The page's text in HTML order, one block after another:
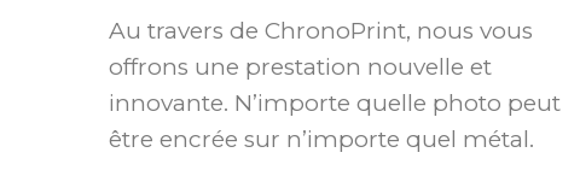
Au travers de ChronoPrint, nous vous
offrons une prestation nouvelle et
innovante. N’importe quelle photo peut
être encrée sur n’importe quel métal.